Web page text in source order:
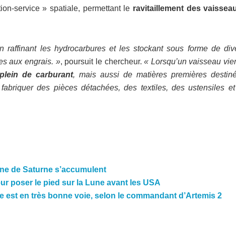
service » spatiale, permettant le ravitaillement des
raffinant les hydrocarbures et les stockant sous forme de
aux engrais. », poursuit le chercheur.« Lorsqu’un vaisseau
de carburant, mais aussi de matières premières
des pièces détachées, des textiles, des ustensiles
de Saturne s’accumulent
poser le pied sur la Lune avant les USA
est en très bonne voie, selon le commandant d’Artemis 2